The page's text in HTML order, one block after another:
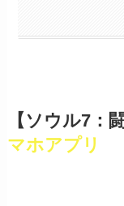
【ソウル7：
マホアプリ